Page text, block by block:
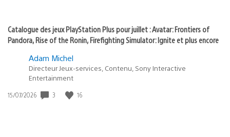
Catalogue des jeux PlayStation Plus pour juillet : Avatar: Frontiers of
Pandora, Rise of the Ronin, Firefighting Simulator: Ignite et plus encore
Adam Michel
Directeur Jeux-services, Contenu, Sony Interactive
Entertainment
Date
15/07/2026 3 16